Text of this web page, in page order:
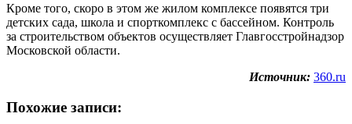
Кроме того, скоро в этом же жилом комплексе появятся три
детских сада, школа и спорткомплекс с бассейном. Контроль
за строительством объектов осуществляет Главгосстройнадзор
Московской области.
Источник: 360.ru
Похожие записи: